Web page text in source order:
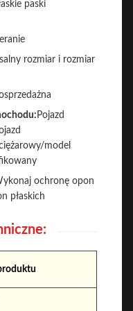
paski
rozmiar i rozmiar
Pojazd
model
ochronę opon
płaskich